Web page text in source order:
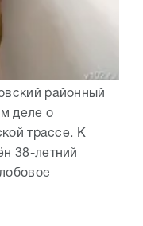
районный
деле о
трассе. К
38-летний